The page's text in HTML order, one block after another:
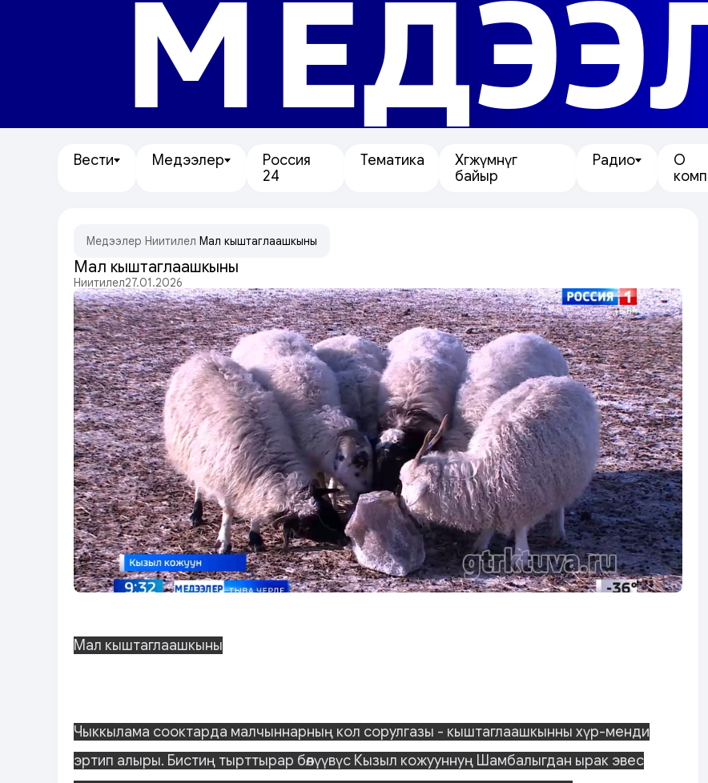
Вести Медээлер
Россия
24
Тематика
Хөгжүмнүг
байыр
Радио
О
Медээлер Ниитилел Мал кыштаглаашкыны
Мал кыштаглаашкыны
Ниитилел27.01.2026
Мал кыштаглаашкыны
Чыккылама сооктарда малчыннарның кол сорулгазы - кыштаглаашкынны хүр-менди
эртип алыры. Бистиң тырттырар бөлүүвүс Кызыл кожууннуң Шамбалыгдан ырак эвес